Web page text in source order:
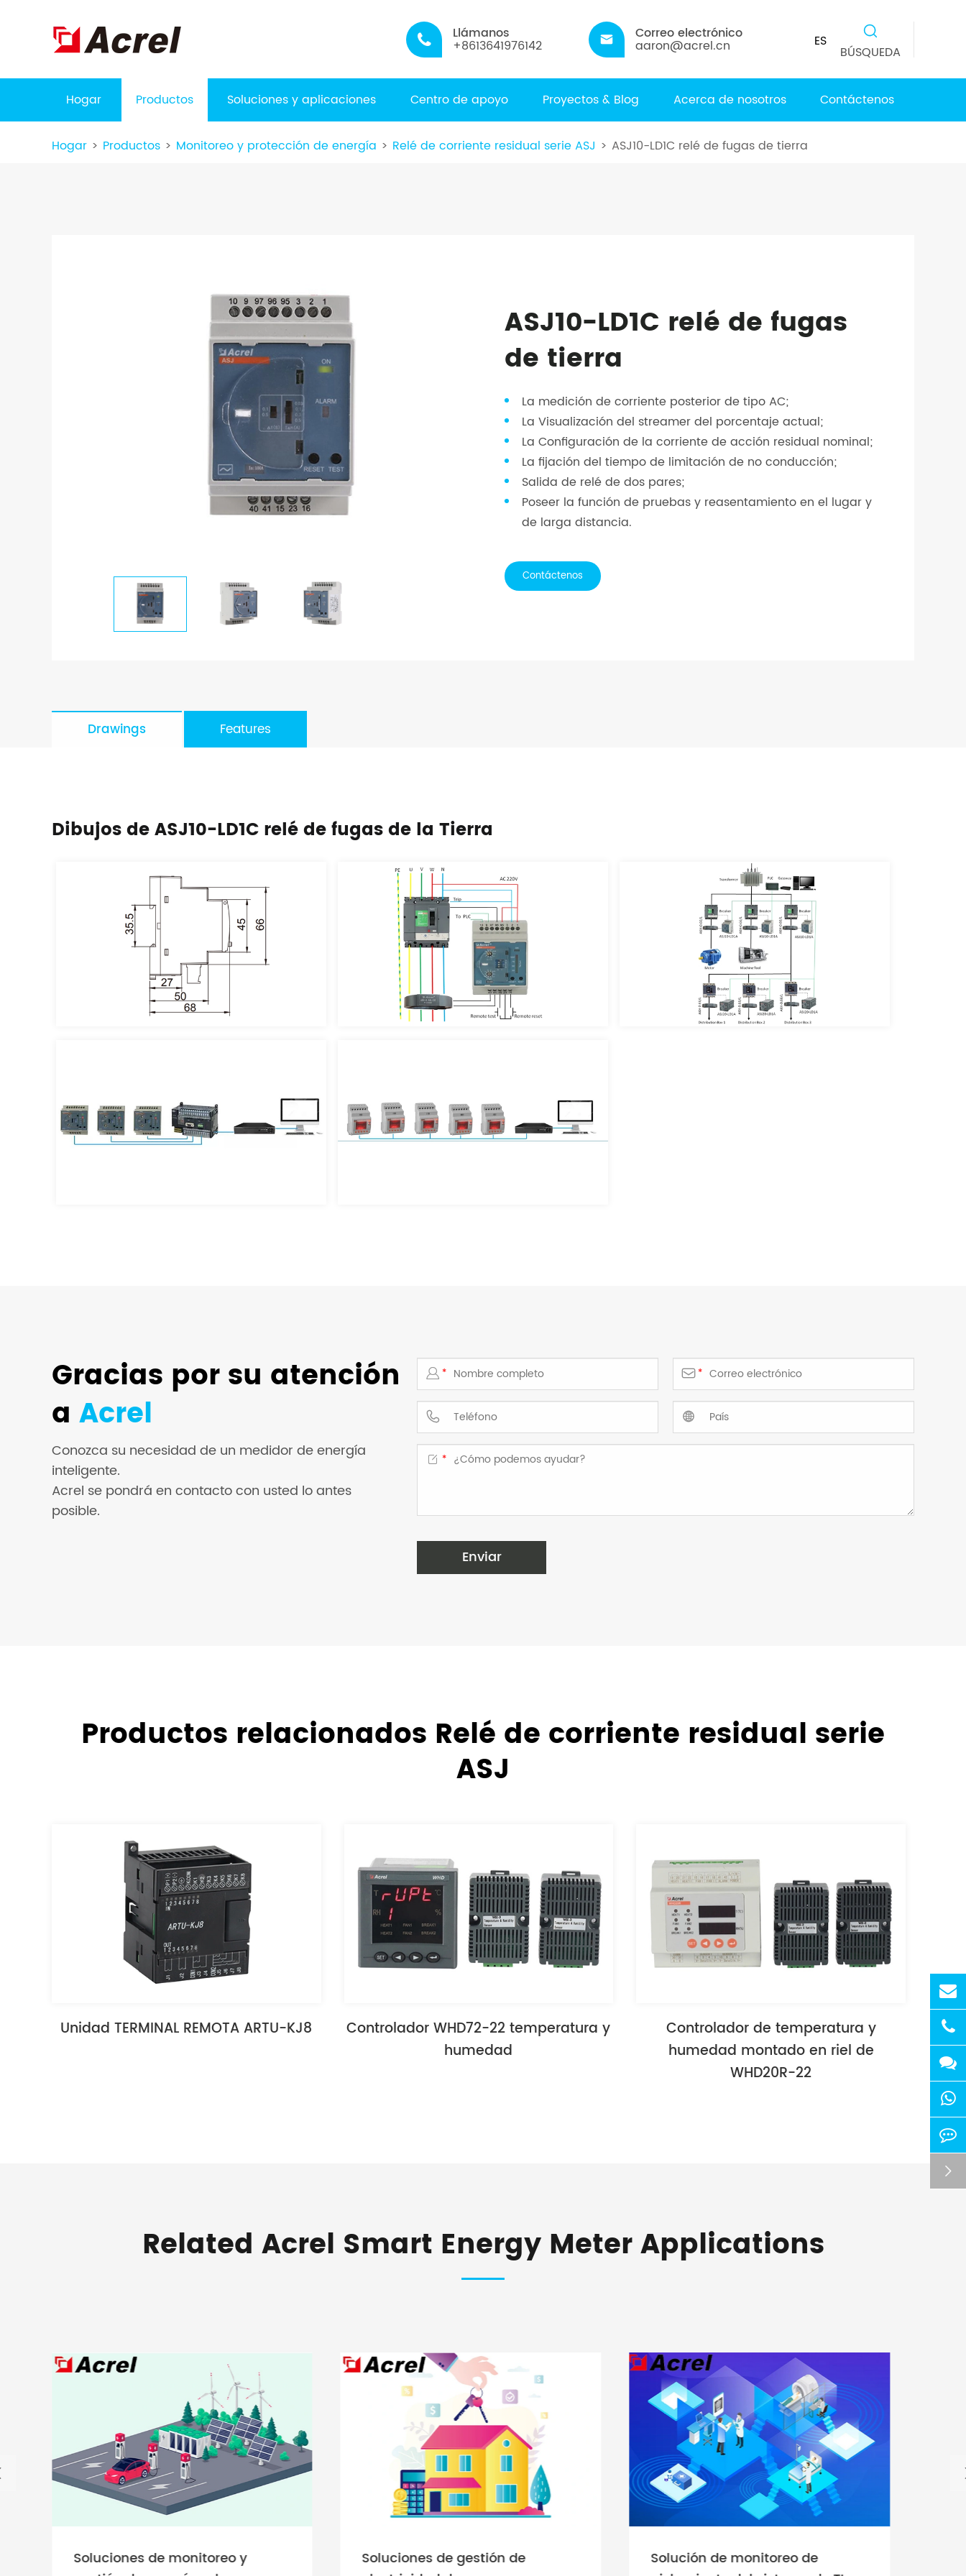
 Llámanos
+8613641976142  Correo electrónico
aaron@acrel.cn ES
BÚSQUEDA
Hogar Productos Soluciones y aplicaciones Centro de apoyo Proyectos & Blog Acerca de nosotros Contáctenos
Hogar Productos Monitoreo y protección de energía Relé de corriente residual serie ASJ ASJ10-LD1C relé de fugas de tierra
ASJ10-LD1C relé de fugas
de tierra
La medición de corriente posterior de tipo AC;
La Visualización del streamer del porcentaje actual;
La Configuración de la corriente de acción residual nominal;
La fijación del tiempo de limitación de no conducción;
Salida de relé de dos pares;
Poseer la función de pruebas y reasentamiento en el lugar y
de larga distancia.
Contáctenos
Drawings Features
Dibujos de ASJ10-LD1C relé de fugas de la Tierra
Gracias por su atención
a Acrel
Conozca su necesidad de un medidor de energía
inteligente.
Acrel se pondrá en contacto con usted lo antes
posible.
* *
 
*
Enviar
Productos relacionados Relé de corriente residual serie
ASJ
Unidad TERMINAL REMOTA ARTU-KJ8
Controlador WHD72-22 temperatura y
humedad
Controlador de temperatura y
humedad montado en riel de
WHD20R-22
Related Acrel Smart Energy Meter Applications
Soluciones de monitoreo y
Soluciones de gestión de
Solución de monitoreo de
